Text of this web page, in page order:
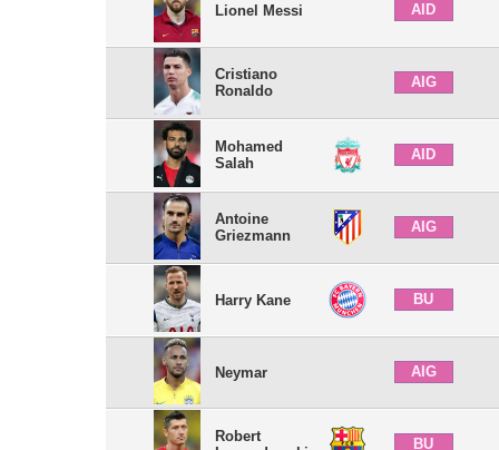
Lionel Messi AID
Cristiano
Ronaldo
AIG
Mohamed
Salah
AID
Antoine
Griezmann
AIG
Harry Kane BU
Neymar AIG
Robert
BU